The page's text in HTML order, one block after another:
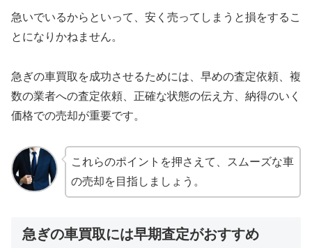
急いでいるからといって、安く売ってしまうと損をするこ
とになりかねません。
急ぎの車買取を成功させるためには、早めの査定依頼、複
数の業者への査定依頼、正確な状態の伝え方、納得のいく
価格での売却が重要です。
これらのポイントを押さえて、スムーズな車
の売却を目指しましょう。
急ぎの車買取には早期査定がおすすめ